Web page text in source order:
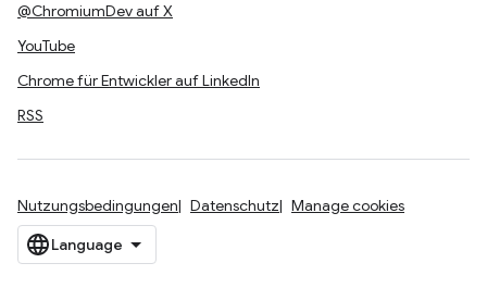
@ChromiumDev auf X
YouTube
Chrome für Entwickler auf LinkedIn
RSS
Nutzungsbedingungen Datenschutz Manage cookies